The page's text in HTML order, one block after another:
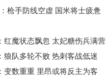
枪手防线空虚 国米将士疲惫
红魔状态飘忽 太妃糖伤兵满营
狼队多轮不败 热刺客战低迷
变数重重 里昂或将反主为客